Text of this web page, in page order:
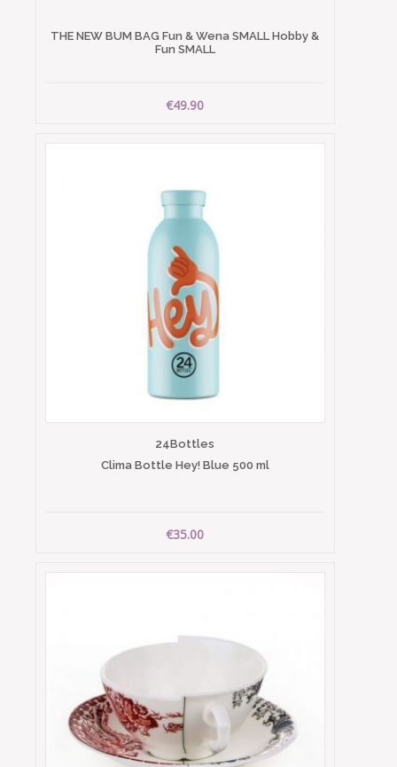
THE NEW BUM BAG Fun & Wena SMALL Hobby &
Fun SMALL
€49.90
24Bottles
Clima Bottle Hey! Blue 500 ml
€35.00